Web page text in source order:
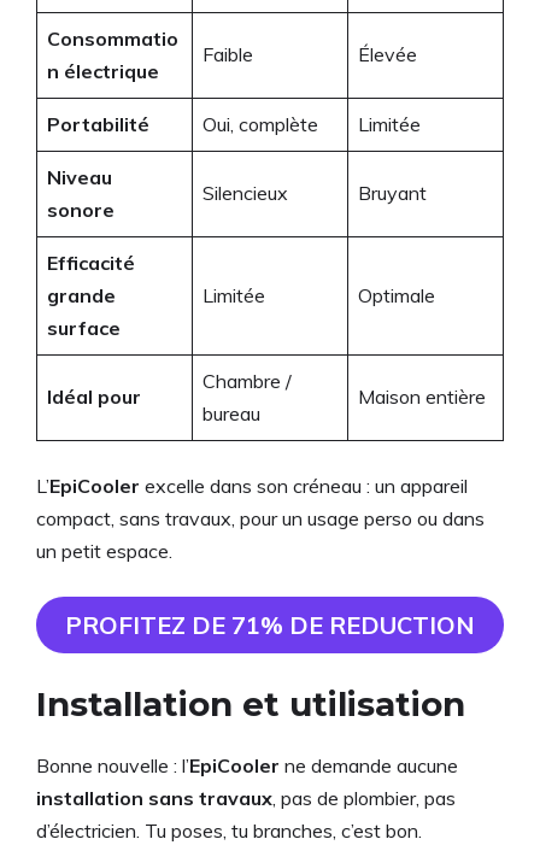
Consommatio
n électrique
Faible Élevée
Portabilité Oui, complète Limitée
Niveau
sonore
Silencieux Bruyant
Efficacité
grande
surface
Limitée Optimale
Idéal pour
Chambre /
bureau
Maison entière
L’EpiCooler excelle dans son créneau : un appareil
compact, sans travaux, pour un usage perso ou dans
un petit espace.
PROFITEZ DE 71% DE REDUCTION
Installation et utilisation
Bonne nouvelle : l’EpiCooler ne demande aucune
installation sans travaux, pas de plombier, pas
d’électricien. Tu poses, tu branches, c’est bon.